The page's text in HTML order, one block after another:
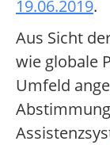
19.06.2019.
Aus Sicht
wie globale
Umfeld